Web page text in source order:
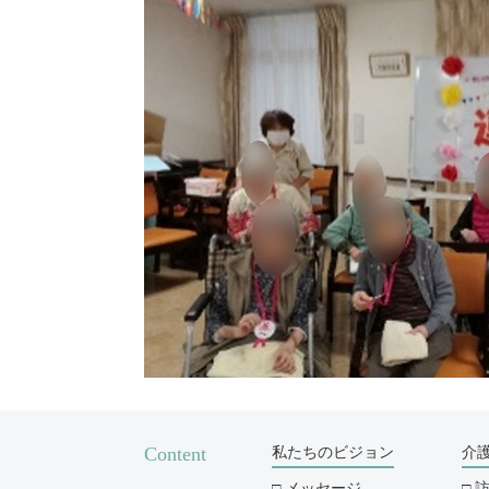
Content 私たちのビジョン 介